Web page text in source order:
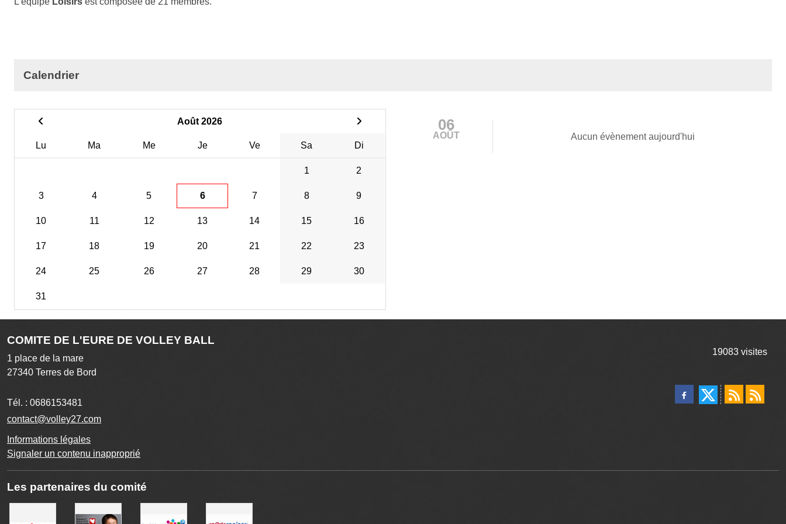
Calendrier
Août 2026
Lu Ma Me Je Ve Sa Di
1 2
3 4 5 6 7 8 9
10 11 12 13 14 15 16
17 18 19 20 21 22 23
24 25 26 27 28 29 30
31
06
AOÛT Aucun évènement aujourd'hui
COMITE DE L'EURE DE VOLLEY BALL
1 place de la mare
27340 Terres de Bord
Tél. : 0686153481
contact@volley27.com
Informations légales
Signaler un contenu inapproprié
19083 visites
Les partenaires du comité